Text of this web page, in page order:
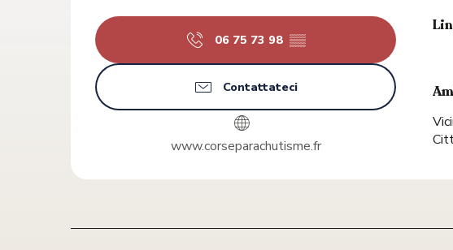
06 75 73 98 ▒▒
Contattateci
www.corseparachutisme.fr